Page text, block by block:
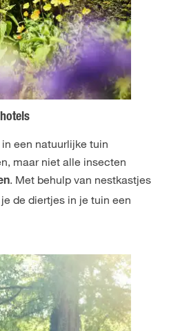
een natuurlijke tuin
maar niet alle insecten
. Met behulp van nestkastjes
de diertjes in je tuin een